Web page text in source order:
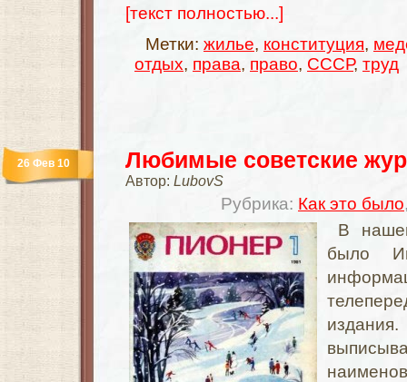
[текст полностью...]
Метки: жилье, конституция,
отдых, права, право, СССР, труд
Любимые советские
Автор: LubovS
Рубрика: Как это было
26 Фев 10
В
было